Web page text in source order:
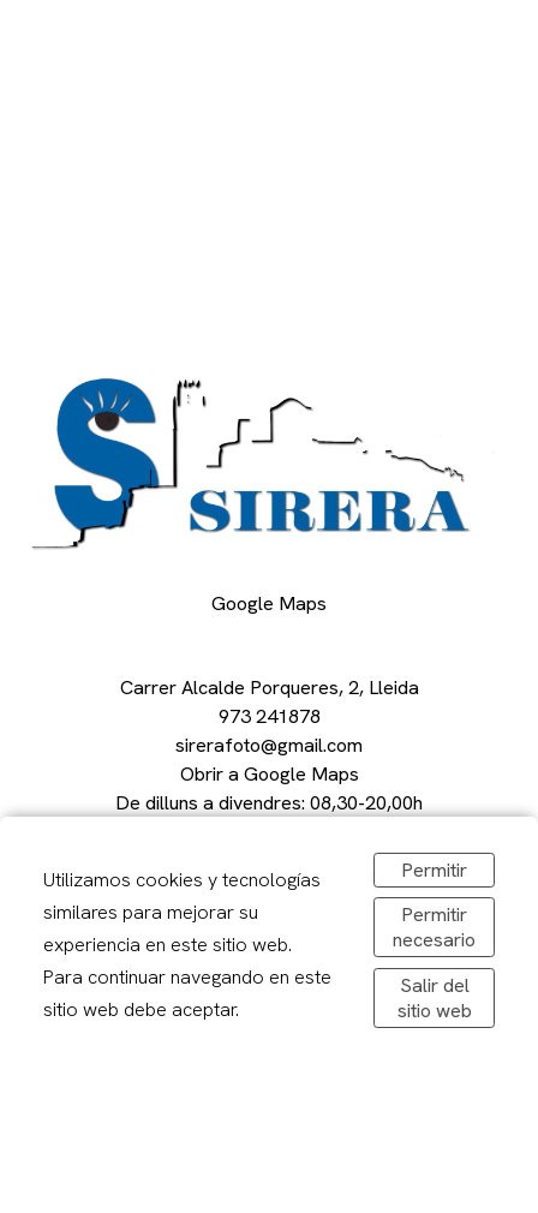
Google Maps
Carrer Alcalde Porqueres, 2, Lleida
973 241878
sirerafoto@gmail.com
Obrir a Google Maps
De dilluns a divendres: 08,30-20,00h
Politica de privacitat
Política de cookies
Utilizamos cookies y tecnologías
similares para mejorar su
experiencia en este sitio web.
Para continuar navegando en este
sitio web debe aceptar.
Permitir
Permitir
necesario
Salir del
sitio web